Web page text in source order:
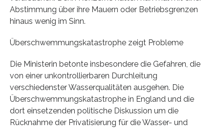
Abstimmung über ihre Mauern oder Betriebsgrenzen
hinaus wenig im Sinn.
Überschwemmungskatastrophe zeigt Probleme
Die Ministerin betonte insbesondere die Gefahren, die
von einer unkontrollierbaren Durchleitung
verschiedenster Wasserqualitäten ausgehen. Die
Überschwemmungskatastrophe in England und die
dort einsetzenden politische Diskussion um die
Rücknahme der Privatisierung für die Wasser- und